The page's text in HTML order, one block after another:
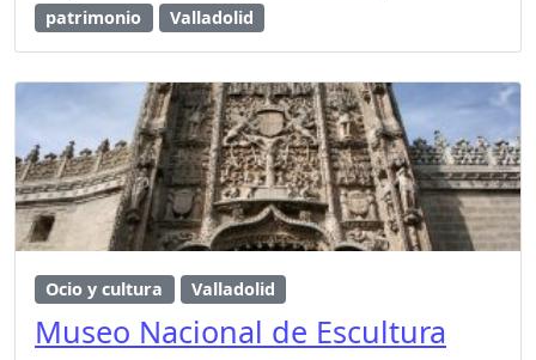
patrimonio
Valladolid
Ocio y cultura Valladolid
Museo Nacional de Escultura